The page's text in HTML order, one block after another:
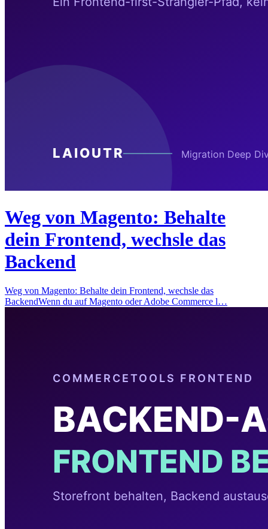
Weg von Magento: Behalte
dein Frontend, wechsle das
Backend
Weg von Magento: Behalte dein Frontend, wechsle das
BackendWenn du auf Magento oder Adobe Commerce l…